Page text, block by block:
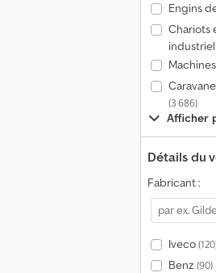
Engins
Chariots
(3 686)
Afficher
Détails du
Fabricant :
Iveco
Benz (90)